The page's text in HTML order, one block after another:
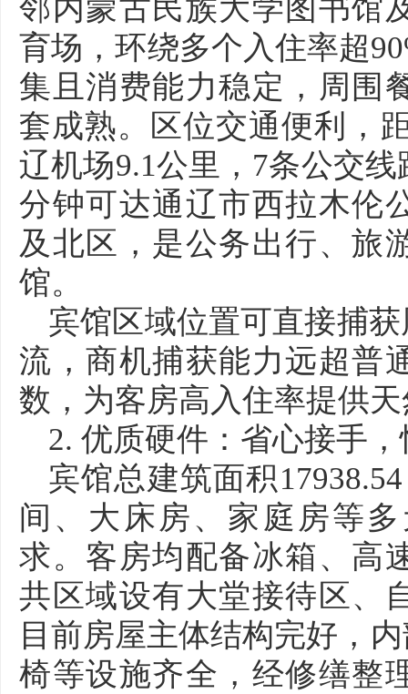
邻内蒙古民族大学图书馆
育场，环绕多个入住率超
集且消费能力稳定，周围
套成熟。区位交通便利，
辽机场9.1公里，7条公交
分钟可达通辽市西拉木伦
及北区，是公务出行、旅
馆。
宾馆区域位置可直接捕
流，商机捕获能力远超普
数，为客房高入住率提供
2. 优质硬件：省心接手
宾馆总建筑面积
间、大床房、家庭房等
求。客房均配备冰箱、高
共区域设有大堂接待区、
目前房屋主体结构完好，
椅等设施齐全，经修缮整